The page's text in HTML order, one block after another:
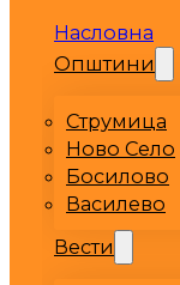
Насловна
Општини
Струмица
Ново Село
Босилово
Василево
Вести